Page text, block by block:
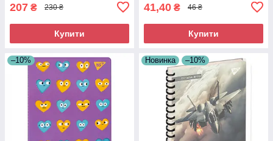
207 ₴ 230 ₴
Купити
41,40 ₴ 46 ₴
Купити
–10% Новинка –10%